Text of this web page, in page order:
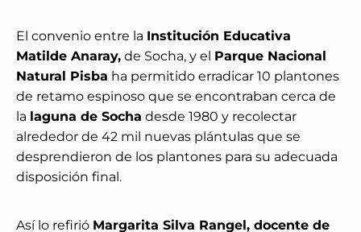
El convenio entre la Institución Educativa
Matilde Anaray, de Socha, y el Parque Nacional
Natural Pisba ha permitido erradicar 10 plantones
de retamo espinoso que se encontraban cerca de
la laguna de Socha desde 1980 y recolectar
alrededor de 42 mil nuevas plántulas que se
desprendieron de los plantones para su adecuada
disposición final.
Así lo refirió Margarita Silva Rangel, docente de